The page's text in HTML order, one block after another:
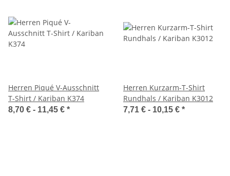
Herren Piqué V-Ausschnitt
T-Shirt / Kariban K374
8,70 € - 11,45 € *
Herren Kurzarm-T-Shirt
Rundhals / Kariban K3012
7,71 € - 10,15 € *